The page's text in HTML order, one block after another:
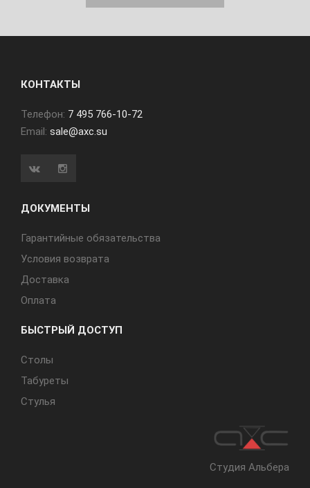
КОНТАКТЫ
Телефон: 7 495 766-10-72
Email: sale@axc.su
ДОКУМЕНТЫ
Гарантийные обязательства
Условия возврата
Доставка
Оплата
БЫСТРЫЙ ДОСТУП
Cтолы
Табуреты
Стулья
Студия Альбера